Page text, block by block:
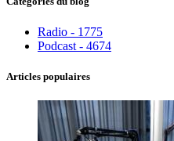
Radio - 1775
Podcast - 4674
Articles populaires